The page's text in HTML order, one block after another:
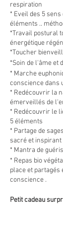
respiration
* Eveil des 5
éléments ..
*Travail postural
énergétique
*Toucher
*Soin de l'âme et
* Marche
conscience dans
* Redécouvrir la
émerveillés de
* Redécouvrir le
5 éléments
* Partage de
sacré et inspirant
* Mantra de
* Repas bio
place et partagés
conscience .
Petit cadeau